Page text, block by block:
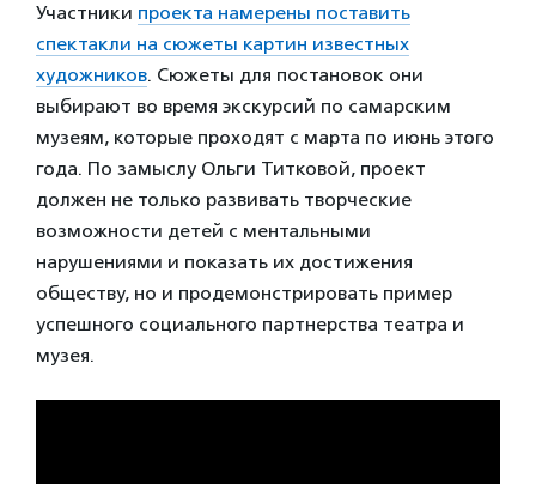
Участники проекта намерены поставить
спектакли на сюжеты картин известных
художников. Сюжеты для постановок они
выбирают во время экскурсий по самарским
музеям, которые проходят с марта по июнь этого
года. По замыслу Ольги Титковой, проект
должен не только развивать творческие
возможности детей с ментальными
нарушениями и показать их достижения
обществу, но и продемонстрировать пример
успешного социального партнерства театра и
музея.